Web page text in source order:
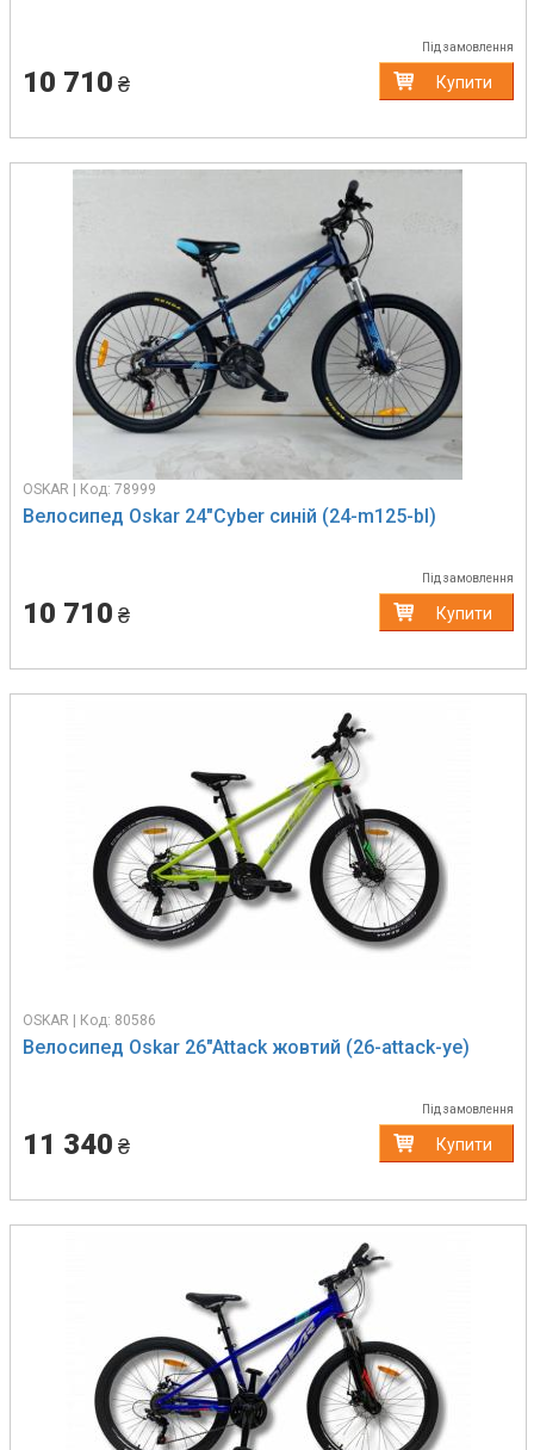
Під замовлення
10 710 ₴ Купити
OSKAR | Код: 78999
Велосипед Oskar 24"Cyber синій (24-m125-bl)
Під замовлення
10 710 ₴ Купити
OSKAR | Код: 80586
Велосипед Oskar 26"Attack жовтий (26-attack-ye)
Під замовлення
11 340 ₴ Купити